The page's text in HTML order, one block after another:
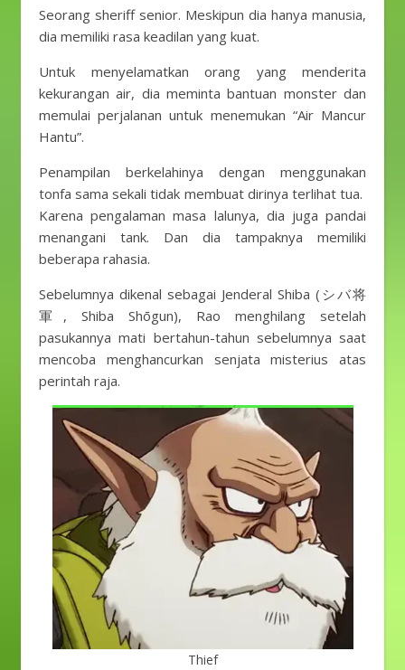
Seorang sheriff senior. Meskipun dia hanya manusia,
dia memiliki rasa keadilan yang kuat.
Untuk menyelamatkan orang yang menderita
kekurangan air, dia meminta bantuan monster dan
memulai perjalanan untuk menemukan “Air Mancur
Hantu”.
Penampilan berkelahinya dengan menggunakan
tonfa sama sekali tidak membuat dirinya terlihat tua.
Karena pengalaman masa lalunya, dia juga pandai
menangani tank. Dan dia tampaknya memiliki
beberapa rahasia.
Sebelumnya dikenal sebagai Jenderal Shiba (シバ将
軍, Shiba Shōgun), Rao menghilang setelah
pasukannya mati bertahun-tahun sebelumnya saat
mencoba menghancurkan senjata misterius atas
perintah raja.
Thief